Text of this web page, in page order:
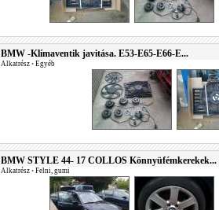
BMW -Klímaventik javitása. E53-E65-E66-E...
Alkatrész • Egyéb
BMW STYLE 44- 17 COLLOS Könnyüfémkerekek...
Alkatrész • Felni, gumi